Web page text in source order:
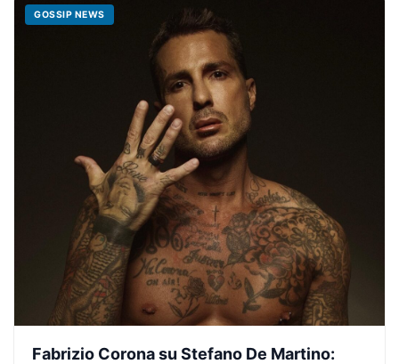
GOSSIP NEWS
Fabrizio Corona su Stefano De Martino: